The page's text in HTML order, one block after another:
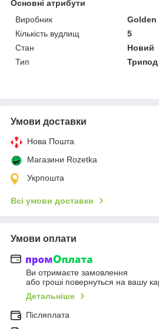
Основні атрибути
Виробник
Golden
Кількість вудлищ
5
Стан
Новий
Тип
Трипод
Умови доставки
Нова Пошта
Магазини Rozetka
Укрпошта
Всі умови доставки
Умови оплати
Ви отримаєте замовлення
або гроші повернуться на вашу
Детальніше
Післяплата